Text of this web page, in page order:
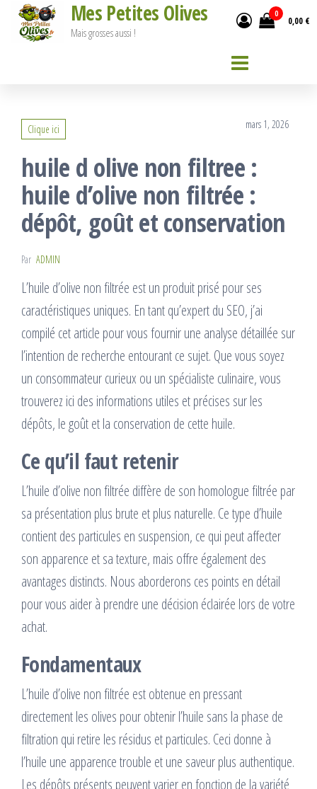
Passer
Mes Petites Olives
Mais grosses aussi !
0
0,00 €
Clique ici mars 1, 2026
huile d olive non filtree :
huile d’olive non filtrée :
dépôt, goût et conservation
Par ADMIN
L’huile d’olive non filtrée est un produit prisé pour ses
caractéristiques uniques. En tant qu’expert du SEO, j’ai
compilé cet article pour vous fournir une analyse détaillée sur
l’intention de recherche entourant ce sujet. Que vous soyez
un consommateur curieux ou un spécialiste culinaire, vous
trouverez ici des informations utiles et précises sur les
dépôts, le goût et la conservation de cette huile.
Ce qu’il faut retenir
L’huile d’olive non filtrée diffère de son homologue filtrée par
sa présentation plus brute et plus naturelle. Ce type d’huile
contient des particules en suspension, ce qui peut affecter
son apparence et sa texture, mais offre également des
avantages distincts. Nous aborderons ces points en détail
pour vous aider à prendre une décision éclairée lors de votre
achat.
Fondamentaux
L’huile d’olive non filtrée est obtenue en pressant
directement les olives pour obtenir l’huile sans la phase de
filtration qui retire les résidus et particules. Ceci donne à
l’huile une apparence trouble et une saveur plus authentique.
Les dépôts présents peuvent varier en fonction de la variété